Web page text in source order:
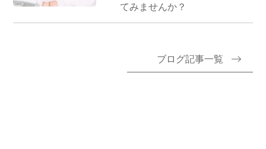
てみませんか？
ブログ記事一覧